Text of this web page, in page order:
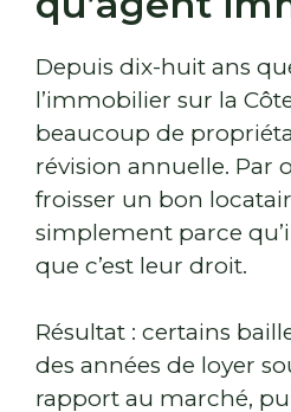
Depuis dix-huit ans
l’immobilier sur la Côte
beaucoup de
révision annuelle. Par
froisser un bon
simplement parce
que c’est leur droit.
Résultat : certains
des années de loyer
rapport au marché,